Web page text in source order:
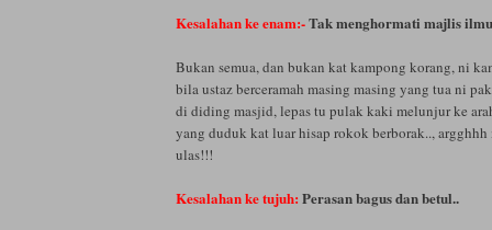
Kesalahan ke enam:-Tak menghormati majlis
Bukan semua, dan bukan kat kampong korang, ni
bila ustaz berceramah masing masing yang tua ni
di diding masjid, lepas tu pulak kaki melunjur ke
yang duduk kat luar hisap rokok berborak.., argghhh
ulas!!!
Kesalahan ke tujuh: Perasan bagus dan betul..